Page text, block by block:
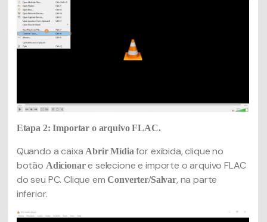
Etapa 2: Importar o arquivo FLAC.
Quando a caixaAbrir Mídiafor exibida, clique no
botão Adicionare selecione e importe o arquivo FLAC
do seu PC. Clique emConverter/Salvar, na parte
inferior.